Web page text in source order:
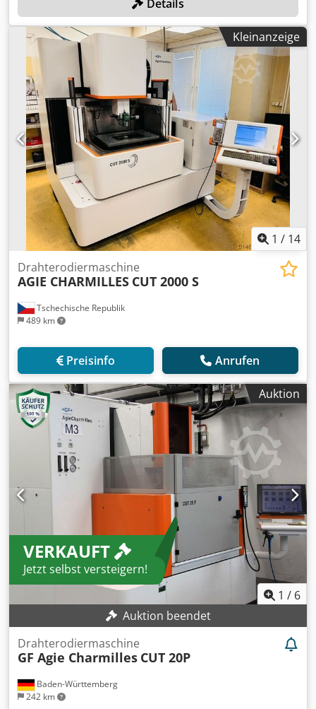
Details
Kleinanzeige
1 / 14
Tschechische Republik
489 km
Drahterodiermaschine
AGIE CHARMILLES CUT 2000 S
Preisinfo Anrufen
Auktion
VERKAUFT
Jetzt selbst versteigern!
1 / 6
Auktion beendet
Baden-Württemberg
242 km
Drahterodiermaschine
GF Agie Charmilles CUT 20P